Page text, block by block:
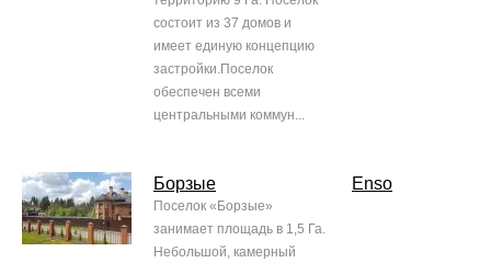
состоит из 37 домов и
имеет единую концепцию
застройки.Поселок
обеспечен всеми
центральными коммун...
Борзые
Поселок «Борзые»
занимает площадь в 1,5 Га.
Небольшой, камерный
Enso